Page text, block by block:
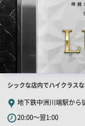
店
舗
PR
キ
シックな店内でハイクラス
地下鉄中洲川端駅から
20:00～翌1:00